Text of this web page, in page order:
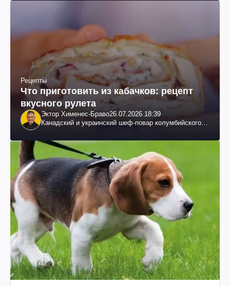
Рецепты
Что приготовить из кабачков: рецепт
вкусного рулета
Эктор Хименес-Браво26.07.2026 18:39
Канадский и украинский шеф-повар колумбийского